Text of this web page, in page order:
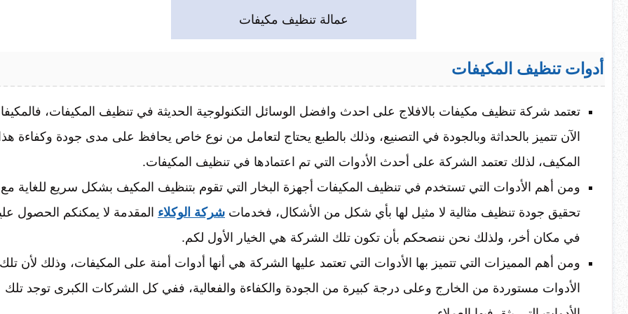
عمالة تنظيف مكيفات
أدوات تنظيف المكيفات
تعتمد شركة تنظيف مكيفات بالافلاج على احدث وافضل الوسائل التكنولوجية الحديثة في تنظيف المكيفات،
الآن تتميز بالحداثة وبالجودة في التصنيع، وذلك بالطبع يحتاج لتعامل من نوع خاص يحافظ على مدى جودة وكفاءة
المكيف، لذلك تعتمد الشركة على أحدث الأدوات التي تم اعتمادها في تنظيف المكيفات.
ومن أهم الأدوات التي تستخدم في تنظيف المكيفات أجهزة البخار التي تقوم بتنظيف المكيف بشكل سريع للغاية مع
تحقيق جودة تنظيف مثالية لا مثيل لها بأي شكل من الأشكال، فخدمات شركة الوكلاء المقدمة لا يمكنكم الحصول
في مكان أخر، ولذلك نحن ننصحكم بأن تكون تلك الشركة هي الخيار الأول لكم.
ومن أهم المميزات التي تتميز بها الأدوات التي تعتمد عليها الشركة هي أنها أدوات أمنة على المكيفات، وذلك لأن تلك
الأدوات مستوردة من الخارج وعلى درجة كبيرة من الجودة والكفاءة والفعالية، ففي كل الشركات الكبرى توجد تلك